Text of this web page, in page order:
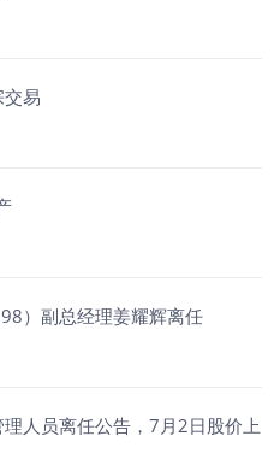
易
）副总经理姜耀辉离任
人员离任公告，7月2日股价上